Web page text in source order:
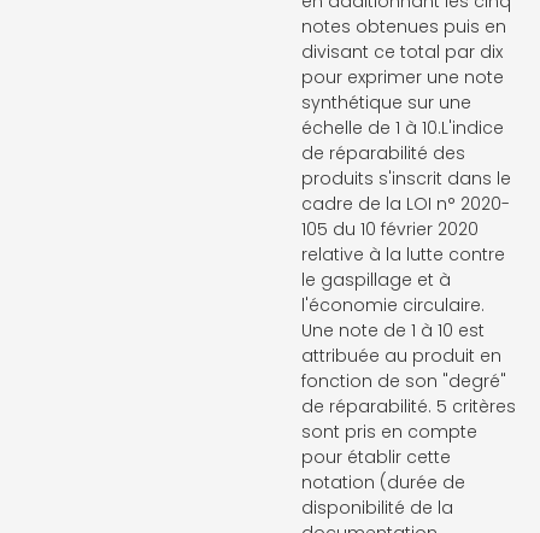
notes obtenues puis en
divisant ce total par dix
pour exprimer une note
synthétique sur une
échelle de 1 à 10.L'indice
de réparabilité des
produits s'inscrit dans le
cadre de la LOI n° 2020-
105 du 10 février 2020
relative à la lutte contre
le gaspillage et à
l'économie circulaire.
Une note de 1 à 10 est
attribuée au produit en
fonction de son "degré"
de réparabilité. 5 critères
sont pris en compte
pour établir cette
notation (durée de
disponibilité de la